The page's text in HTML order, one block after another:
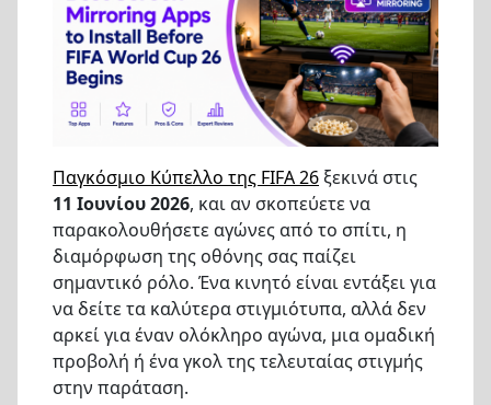
Παγκόσμιο Κύπελλο της FIFA 26 ξεκινά στις
11 Ιουνίου 2026, και αν σκοπεύετε να
παρακολουθήσετε αγώνες από το σπίτι, η
διαμόρφωση της οθόνης σας παίζει
σημαντικό ρόλο. Ένα κινητό είναι εντάξει για
να δείτε τα καλύτερα στιγμιότυπα, αλλά δεν
αρκεί για έναν ολόκληρο αγώνα, μια ομαδική
προβολή ή ένα γκολ της τελευταίας στιγμής
στην παράταση.